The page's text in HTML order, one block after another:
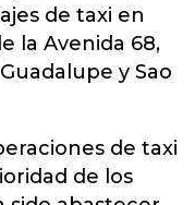
de taxi en
la Avenida 68,
y Sao
de taxi
de los